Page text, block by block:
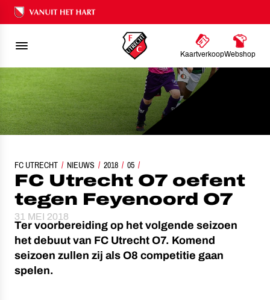
Ons nalatenschap
KaartverkoopWebshop
FC UTRECHT NIEUWS 2018 05
FC UTRECHT O7 OEFENT TEGEN FEYENOORD O7
FC Utrecht O7 oefent
tegen Feyenoord O7
31 MEI 2018
Ter voorbereiding op het volgende seizoen
het debuut van FC Utrecht O7. Komend
seizoen zullen zij als O8 competitie gaan
spelen.